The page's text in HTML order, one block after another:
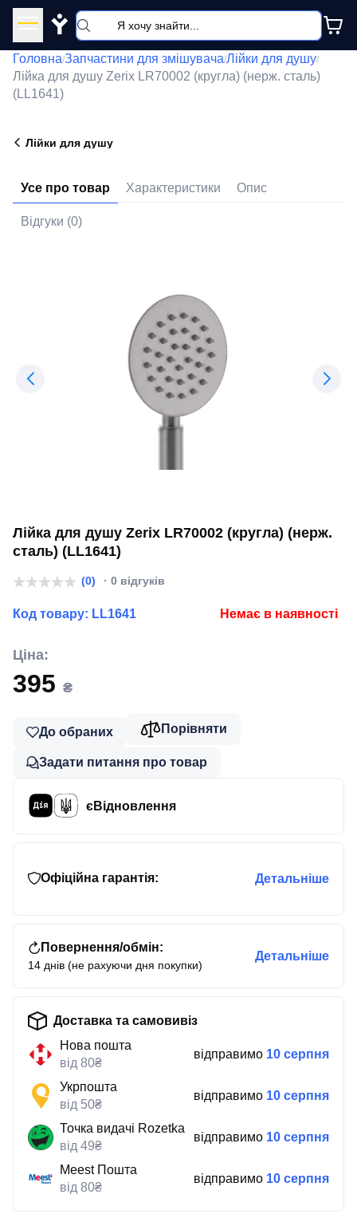
Y
Головна/Запчастини для змішувача/Лійки для душу/
Лійка для душу Zerix LR70002 (кругла) (нерж. сталь)
(LL1641)
Лійки для душу
Усе про товар Характеристики Опис
Відгуки (0)
Лійка для душу Zerix LR70002 (кругла) (нерж.
сталь) (LL1641)
(0) · 0 відгуків
Код товару: LL1641 Немає в наявності
Ціна:
395 ₴
До обраних Порівняти
Задати питання про товар
єВідновлення
Офіційна гарантія: Детальніше
Повернення/обмін:
14 днів (не рахуючи дня покупки)
Детальніше
Доставка та самовивіз
Нова пошта
від 80₴
відправимо 10 серпня
Укрпошта
від 50₴
відправимо 10 серпня
Точка видачі Rozetka
від 49₴
відправимо 10 серпня
Meest Пошта
від 80₴
відправимо 10 серпня